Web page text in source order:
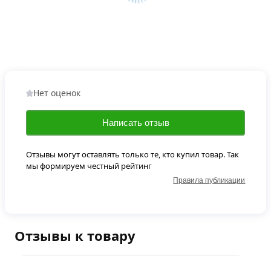
Отзывы к товару
Нет оценок
Написать отзыв
Отзывы могут оставлять только те, кто купил товар. Так
мы формируем честный рейтинг
Правила публикации